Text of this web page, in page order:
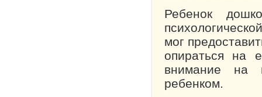
Ребенок
мог
опираться на
внимание на
ребенком.